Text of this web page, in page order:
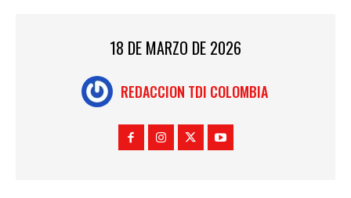
18 DE MARZO DE 2026
REDACCION TDI COLOMBIA